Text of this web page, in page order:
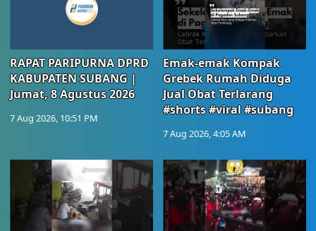
RAPAT PARIPURNA DPRD
KABUPATEN SUBANG |
Jumat, 8 Agustus 2026
7 Aug 2026, 10:51 PM
Emak-emak Kompak
Grebek Rumah Diduga
Jual Obat Terlarang
#shorts #viral #subang
7 Aug 2026, 4:05 AM